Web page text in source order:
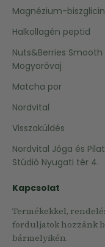
Magnézium-
Halkollagén peptid
Nuts&Berries Smooth
Mogyoróvaj
Matcha por
Nordvital
Visszaküldés
Nordvital Jóga és
Stúdió Nyugati tér 4.
Kapcsolat
Termékekkel,
forduljatok hozzánk
bármelyikén.